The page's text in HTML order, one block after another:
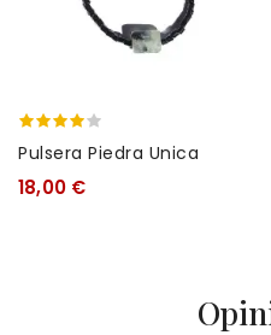
Pulsera Piedra Unica
18,00 €